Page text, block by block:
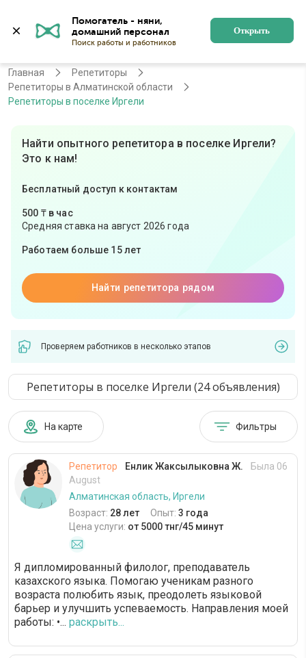
Помогатель - няни,
Поиск работы и работников
Открыть
Алматы Регистрация
Главная
Репетиторы
Репетиторы в Алматинской области
Репетиторы в поселке Иргели
Найти опытного репетитора в поселке Иргели?
Это к нам!
Бесплатный доступ к контактам
500 ₸ в час
Средняя ставка на август 2026 года
Работаем больше 15 лет
Найти репетитора рядом
Проверяем работников в несколько этапов
Репетиторы в поселке Иргели (24 объявления)
На карте Фильтры
Репетитор Енлик Жаксылыковна Ж.
Была 06
August
Алматинская область, Иргели
Возраст: 28 лет Опыт: 3 года
Цена услуги: от 5000 тнг/45 минут
Я дипломированный филолог, преподаватель
казахского языка. Помогаю ученикам разного
возраста полюбить язык, преодолеть языковой
барьер и улучшить успеваемость. Направления моей
работы: •... раскрыть...